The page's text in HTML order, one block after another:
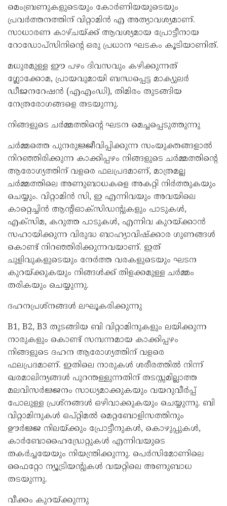
മെംബ്രണുകളുടെയും കോർണിയയുടെയും
പ്രവർത്തനത്തിന് വിറ്റാമിൻ എ അത്യാവശ്യമാണ്.
സാധാരണ കാഴ്‌ചയ്‌ക്ക് ആവശ്യമായ പ്രോട്ടീനായ
റോഡോപ്‌സിനിന്റെ ഒരു പ്രധാന ഘടകം കൂടിയാണിത്.
മധുരമുള്ള ഈ പഴം ദിവസവും കഴിക്കുന്നത്
ഗ്ലോക്കോമ, പ്രായവുമായി ബന്ധപ്പെട്ട മാക്യുലർ
ഡീജനറേഷൻ (എഎംഡി), തിമിരം തുടങ്ങിയ
നേത്രരോഗങ്ങളെ തടയുന്നു.
നിങ്ങളുടെ ചർമ്മത്തിന്റെ ഘടന മെച്ചപ്പെടുത്തുന്നു
ചർമ്മത്തെ പുനരുജ്ജീവിപ്പിക്കുന്ന സംയുക്തങ്ങളാൽ
നിറഞ്ഞിരിക്കുന്ന കാക്കിപ്പഴം നിങ്ങളുടെ ചർമ്മത്തിന്റെ
ആരോഗ്യത്തിന് വളരെ ഫലപ്രദമാണ്, മാത്രമല്ല
ചർമ്മത്തിലെ അണുബാധകളെ അകറ്റി നിർത്തുകയും
ചെയ്യും. വിറ്റാമിൻ സി, ഇ എന്നിവയും അവയിലെ
കാറ്റെച്ചിൻ ആന്റിഓക്‌സിഡന്റുകളും പാടുകൾ,
എക്സിമ, കറുത്ത പാടുകൾ, എന്നിവ കുറയ്ക്കാൻ
സഹായിക്കുന്ന വിരുദ്ധ ബാഹ്യാവിഷ്ക്കാര ഗുണങ്ങൾ
കൊണ്ട് നിറഞ്ഞിരിക്കുന്നവയാണ്. ഇത്
ചുളിവുകളുടെയും നേർത്ത വരകളുടെയും ഘടന
കുറയ്ക്കുകയും നിങ്ങൾക്ക് തിളക്കമുള്ള ചർമ്മം
തരികയും ചെയ്യുന്നു.
ദഹനപ്രശ്നങ്ങൾ ലഘൂകരിക്കുന്നു
B1, B2, B3 തുടങ്ങിയ ബി വിറ്റാമിനുകളും ലയിക്കുന്ന
നാരുകളും കൊണ്ട് സമ്പന്നമായ കാക്കിപ്പഴം
നിങ്ങളുടെ ദഹന ആരോഗ്യത്തിന് വളരെ
ഫലപ്രദമാണ്. ഇതിലെ നാരുകൾ ശരീരത്തിൽ നിന്ന്
ഖരമാലിന്യങ്ങൾ പുറന്തള്ളുന്നതിന് തടസ്സമില്ലാത്ത
മലവിസർജ്ജനം സാധ്യമാക്കുകയും വയറുവീർപ്പ്
പോലുള്ള പ്രശ്നങ്ങൾ ഒഴിവാക്കുകയും ചെയ്യുന്നു. ബി
വിറ്റാമിനുകൾ ഒപ്റ്റിമൽ മെറ്റബോളിസത്തിനും
ഊർജ്ജ നിലയ്ക്കും പ്രോട്ടീനുകൾ, കൊഴുപ്പുകൾ,
കാർബോഹൈഡ്രേറ്റുകൾ എന്നിവയുടെ
തകർച്ചയേയും നിയന്ത്രിക്കുന്നു. പെർസിമോണിലെ
ഫൈറ്റോ ന്യൂട്രിയന്റുകൾ വയറ്റിലെ അണുബാധ
തടയുന്നു.
വീക്കം കുറയ്ക്കുന്നു